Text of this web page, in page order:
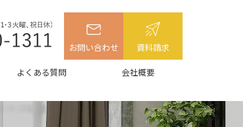
お問い合わせ 資料請求
よくある質問 会社概要